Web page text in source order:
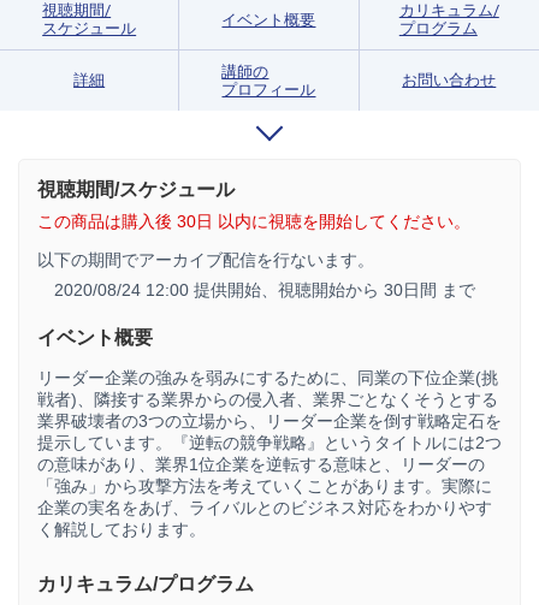
視聴期間/
スケジュール
イベント概要
カリキュラム/
プログラム
詳細
講師の
プロフィール
お問い合わせ
視聴期間/スケジュール
この商品は購入後 30日 以内に視聴を開始してください。
以下の期間でアーカイブ配信を行ないます。
2020/08/24 12:00 提供開始、 視聴開始から 30日間 まで
イベント概要
リーダー企業の強みを弱みにするために、同業の下位企業(挑
戦者)、隣接する業界からの侵入者、業界ごとなくそうとする
業界破壊者の3つの立場から、リーダー企業を倒す戦略定石を
提示しています。『逆転の競争戦略』というタイトルには2つ
の意味があり、業界1位企業を逆転する意味と、リーダーの
「強み」から攻撃方法を考えていくことがあります。実際に
企業の実名をあげ、ライバルとのビジネス対応をわかりやす
く解説しております。
カリキュラム/プログラム